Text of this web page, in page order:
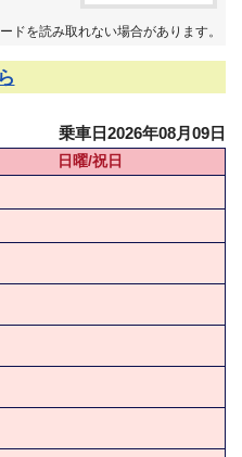
を読み取れない場合があります。
乗車日2026年08月09日
日曜/祝日